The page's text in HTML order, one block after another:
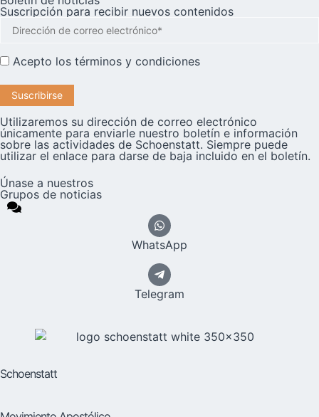
Suscripción para recibir nuevos contenidos
Acepto los términos y condiciones
Utilizaremos su dirección de correo electrónico
únicamente para enviarle nuestro boletín e información
sobre las actividades de Schoenstatt. Siempre puede
utilizar el enlace para darse de baja incluido en el boletín.
Únase a nuestros
Grupos de noticias
WhatsApp
Telegram
Schoenstatt